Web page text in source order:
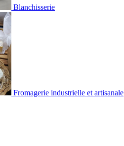
Blanchisserie
Fromagerie industrielle et artisanale